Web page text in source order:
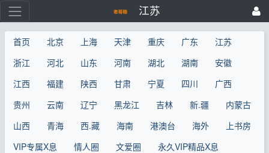
江苏
首页 北京 上海 天津 重庆 广东
江苏
浙江
河北 山东 河南 湖北 湖南
安徽
江西
福建 陕西 甘肃 宁夏 四川
广西
贵州
云南 辽宁 黑龙江 吉林 新.疆
内蒙古
山西
青海 西.藏 海南 港澳台 海外
上书房
VIP专属X息
情人圈 文爱圈
永久VIP精品X息